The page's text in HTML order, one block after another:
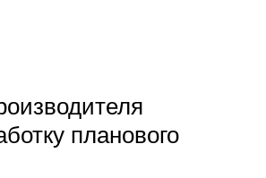
планового